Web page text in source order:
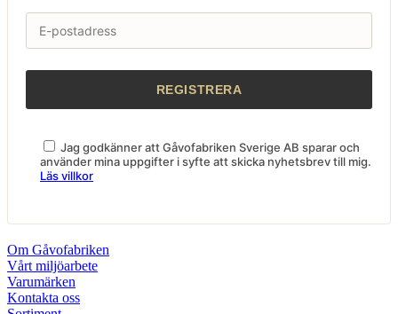
Jag godkänner att Gåvofabriken Sverige AB sparar och
använder mina uppgifter i syfte att skicka nyhetsbrev till mig.
Läs villkor
Om Gåvofabriken
Vårt miljöarbete
Varumärken
Kontakta oss